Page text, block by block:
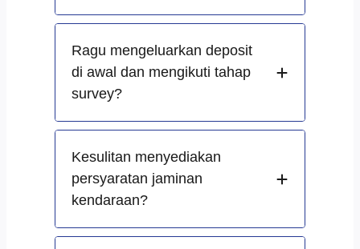
Ragu mengeluarkan deposit
di awal dan mengikuti tahap
survey?
Kesulitan menyediakan
persyaratan jaminan
kendaraan?